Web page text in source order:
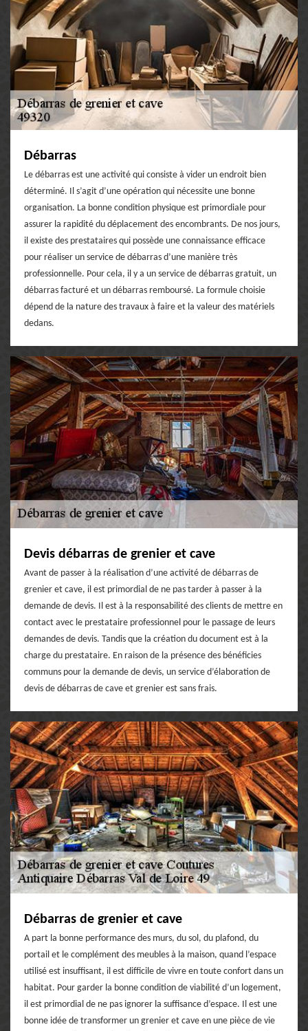
Débarras
Le débarras est une activité qui consiste à vider un endroit bien
déterminé. Il s’agit d’une opération qui nécessite une bonne
organisation. La bonne condition physique est primordiale pour
assurer la rapidité du déplacement des encombrants. De nos jours,
il existe des prestataires qui possède une connaissance efficace
pour réaliser un service de débarras d’une manière très
professionnelle. Pour cela, il y a un service de débarras gratuit, un
débarras facturé et un débarras remboursé. La formule choisie
dépend de la nature des travaux à faire et la valeur des matériels
dedans.
Devis débarras de grenier et cave
Avant de passer à la réalisation d’une activité de débarras de
grenier et cave, il est primordial de ne pas tarder à passer à la
demande de devis. Il est à la responsabilité des clients de mettre en
contact avec le prestataire professionnel pour le passage de leurs
demandes de devis. Tandis que la création du document est à la
charge du prestataire. En raison de la présence des bénéficies
communs pour la demande de devis, un service d’élaboration de
devis de débarras de cave et grenier est sans frais.
Débarras de grenier et cave
A part la bonne performance des murs, du sol, du plafond, du
portail et le complément des meubles à la maison, quand l’espace
utilisé est insuffisant, il est difficile de vivre en toute confort dans un
habitat. Pour garder la bonne condition de viabilité d’un logement,
il est primordial de ne pas ignorer la suffisance d’espace. Il est une
bonne idée de transformer un grenier et cave en une pièce de vie